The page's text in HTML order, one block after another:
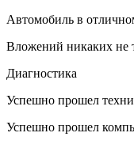
Автомобиль в
Вложений никаких не
Диагностика
Успешно прошел
Успешно прошел